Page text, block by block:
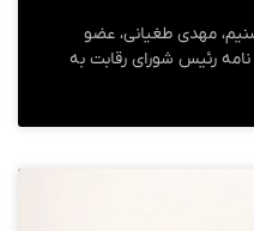
مهدی طغیانی، عضو
رئیس شورای رقابت به